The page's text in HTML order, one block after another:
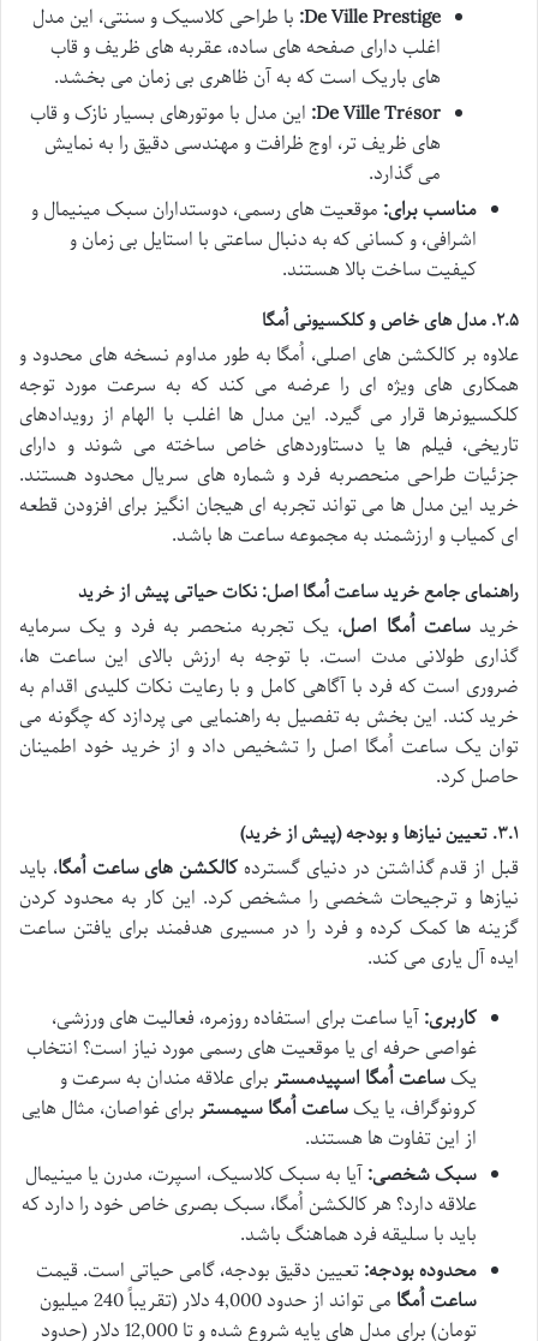
De Ville Prestige: با طراحی کلاسیک و سنتی، این مدل
اغلب دارای صفحه های ساده، عقربه های ظریف و قاب
های باریک است که به آن ظاهری بی زمان می بخشد.
De Ville Trésor: این مدل با موتورهای بسیار نازک و قاب
های ظریف تر، اوج ظرافت و مهندسی دقیق را به نمایش
می گذارد.
مناسب برای: موقعیت های رسمی، دوستداران سبک مینیمال و
اشرافی، و کسانی که به دنبال ساعتی با استایل بی زمان و
کیفیت ساخت بالا هستند.
۲.۵. مدل های خاص و کلکسیونی اُمگا
علاوه بر کالکشن های اصلی، اُمگا به طور مداوم نسخه های محدود و
همکاری های ویژه ای را عرضه می کند که به سرعت مورد توجه
کلکسیونرها قرار می گیرد. این مدل ها اغلب با الهام از رویدادهای
تاریخی، فیلم ها یا دستاوردهای خاص ساخته می شوند و دارای
جزئیات طراحی منحصربه فرد و شماره های سریال محدود هستند.
خرید این مدل ها می تواند تجربه ای هیجان انگیز برای افزودن قطعه
ای کمیاب و ارزشمند به مجموعه ساعت ها باشد.
راهنمای جامع خرید ساعت اُمگا اصل: نکات حیاتی پیش از خرید
خریدساعت اُمگا اصل، یک تجربه منحصر به فرد و یک سرمایه
گذاری طولانی مدت است. با توجه به ارزش بالای این ساعت ها،
ضروری است که فرد با آگاهی کامل و با رعایت نکات کلیدی اقدام به
خرید کند. این بخش به تفصیل به راهنمایی می پردازد که چگونه می
توان یک ساعت اُمگا اصل را تشخیص داد و از خرید خود اطمینان
حاصل کرد.
۳.۱. تعیین نیازها و بودجه (پیش از خرید)
قبل از قدم گذاشتن در دنیای گستردهکالکشن های ساعت اُمگا، باید
نیازها و ترجیحات شخصی را مشخص کرد. این کار به محدود کردن
گزینه ها کمک کرده و فرد را در مسیری هدفمند برای یافتن ساعت
ایده آل یاری می کند.
کاربری:آیا ساعت برای استفاده روزمره، فعالیت های ورزشی،
غواصی حرفه ای یا موقعیت های رسمی مورد نیاز است؟ انتخاب
یکساعت اُمگا اسپیدمستربرای علاقه مندان به سرعت و
کرونوگراف، یا یکساعت اُمگا سیمستربرای غواصان، مثال هایی
از این تفاوت ها هستند.
سبک شخصی:آیا به سبک کلاسیک، اسپرت، مدرن یا مینیمال
علاقه دارد؟ هر کالکشن اُمگا، سبک بصری خاص خود را دارد که
باید با سلیقه فرد هماهنگ باشد.
محدوده بودجه:تعیین دقیق بودجه، گامی حیاتی است. قیمت
ساعت اُمگا
می تواند از حدود 4,000 دلار (تقریباً 240 میلیون
تومان) برای مدل های پایه شروع شده و تا 12,000 دلار (حدود